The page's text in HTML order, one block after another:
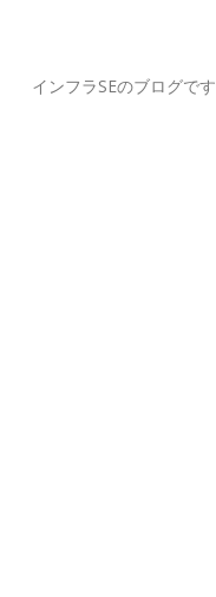
インフラSEのブログで